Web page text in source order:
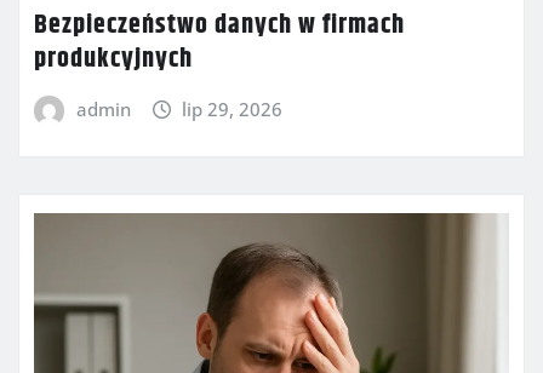
Bezpieczeństwo danych w firmach
produkcyjnych
admin lip 29, 2026